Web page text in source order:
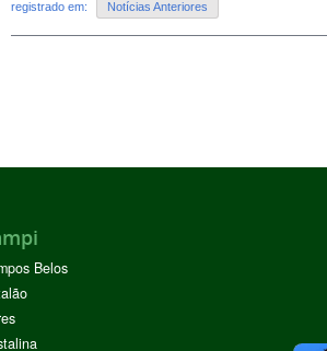
registrado em: Notícias Anteriores
Belos